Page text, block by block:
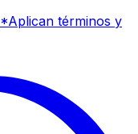
*Aplican términos y